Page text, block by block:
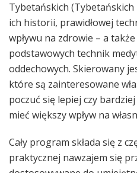
Tybetańskich (Tybetańskich
ich historii, prawidłowej
wpływu na zdrowie – a
podstawowych technik
oddechowych. Skierowany
które są zainteresowane
poczuć się lepiej czy
mieć większy wpływ na
Cały program składa się z c
praktycznej nawzajem się